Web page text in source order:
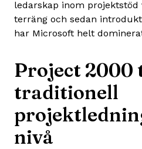
ledarskap inom
terräng och sedan
har Microsoft helt
Project 2000
traditionell
nivå